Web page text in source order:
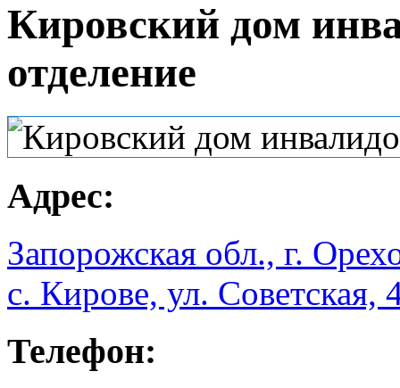
Кировский дом
отделение
Адрес:
Запорожская обл., г.
с. Кирове, ул. Советская,
Телефон: